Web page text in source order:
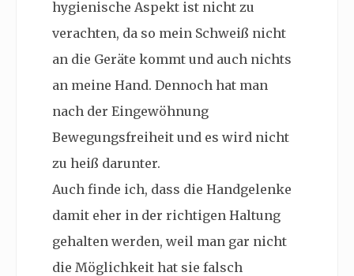
hygienische Aspekt ist nicht zu
verachten, da so mein Schweiß nicht
an die Geräte kommt und auch nichts
an meine Hand. Dennoch hat man
nach der Eingewöhnung
Bewegungsfreiheit und es wird nicht
zu heiß darunter.
Auch finde ich, dass die Handgelenke
damit eher in der richtigen Haltung
gehalten werden, weil man gar nicht
die Möglichkeit hat sie falsch